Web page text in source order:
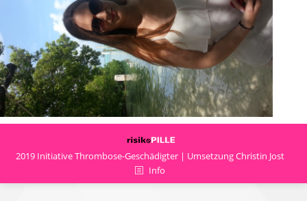
2019 Initiative Thrombose-Geschädigter | Umsetzung Christin Jost
Info